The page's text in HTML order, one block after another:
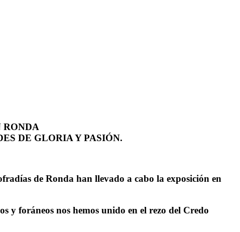
RONDA
DE GLORIA Y PASIÓN.
de Ronda han llevado a cabo la exposición en
y foráneos nos hemos unido en el rezo del Credo